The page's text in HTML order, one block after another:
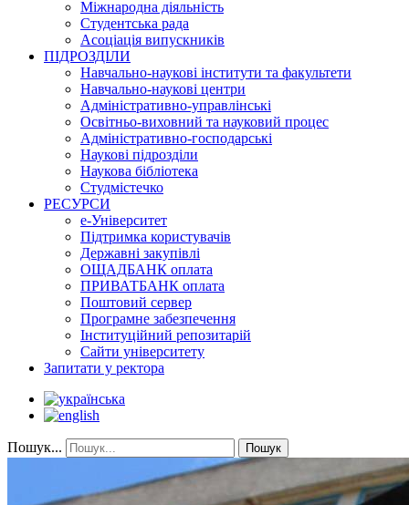
Міжнародна діяльність
Студентська рада
Асоціація випускників
ПІДРОЗДІЛИ
Навчально-наукові інститути та факультети
Навчально-наукові центри
Адміністративно-управлінські
Освітньо-виховний та науковий процес
Адміністративно-господарські
Наукові підрозділи
Наукова бібліотека
Студмістечко
РЕСУРСИ
е-Університет
Підтримка користувачів
Державні закупівлі
ОЩАДБАНК оплата
ПРИВАТБАНК оплата
Поштовий сервер
Програмне забезпечення
Інституційний репозитарій
Сайти університету
Запитати у ректора
Пошук... Пошук